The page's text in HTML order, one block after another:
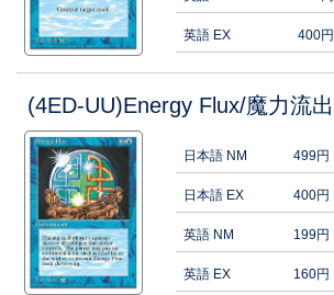
英語 EX 400円
(4ED-UU)Energy Flux/魔力流出
日本語 NM 499円
日本語 EX 400円
英語 NM 199円
英語 EX 160円